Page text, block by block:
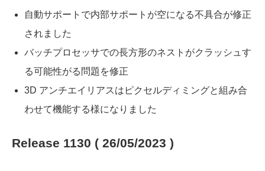
自動サポートで内部サポートが空になる不具合が修正
されました
バッチプロセッサでの長方形のネストがクラッシュす
る可能性がる問題を修正
3D アンチエイリアスはピクセルディミングと組み合
わせて機能する様になりました
Release 1130 ( 26/05/2023 )